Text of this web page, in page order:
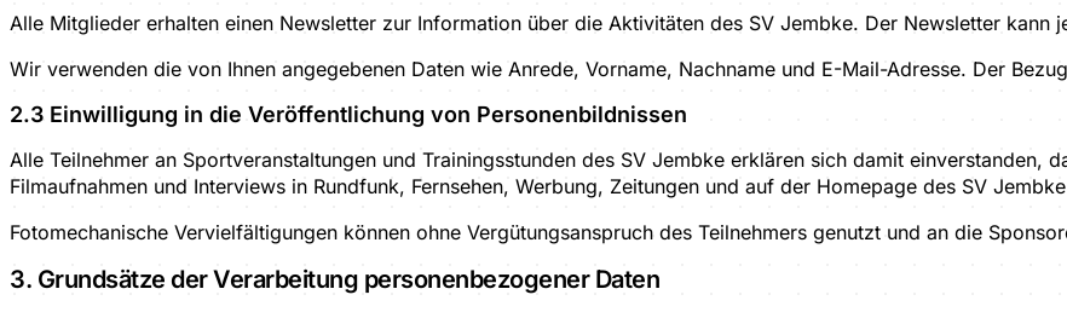
Alle Mitglieder erhalten einen Newsletter zur Information über die Aktivitäten des SV Jembke. Der Newsletter kann
Wir verwenden die von Ihnen angegebenen Daten wie Anrede, Vorname, Nachname und E-Mail-Adresse. Der
2.3 Einwilligung in die Veröffentlichung von Personenbildnissen
Alle Teilnehmer an Sportveranstaltungen und Trainingsstunden des SV Jembke erklären sich damit einverstanden,
Filmaufnahmen und Interviews in Rundfunk, Fernsehen, Werbung, Zeitungen und auf der Homepage des SV
Fotomechanische Vervielfältigungen können ohne Vergütungsanspruch des Teilnehmers genutzt und an die
3. Grundsätze der Verarbeitung personenbezogener Daten